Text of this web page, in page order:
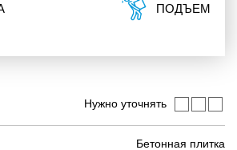
Нужно уточнять
Бетонная плитка
ПОДЪЕМ